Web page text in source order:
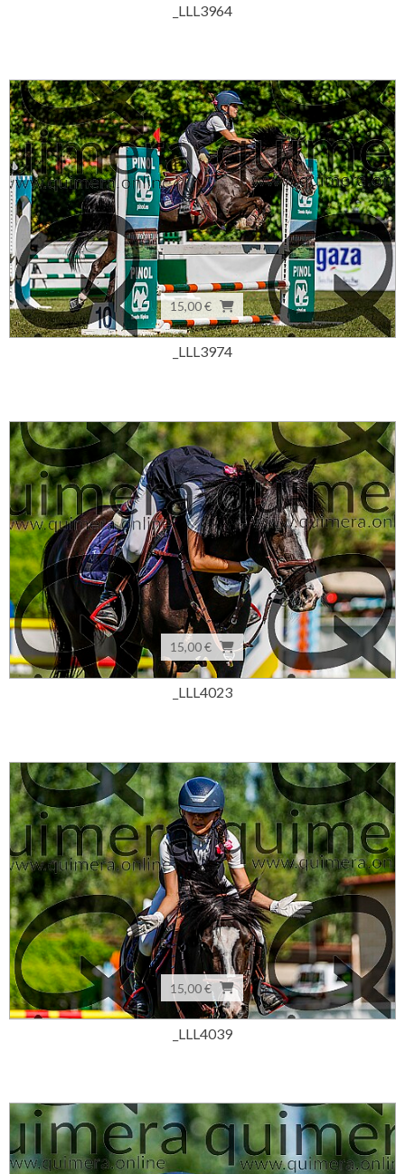
_LLL3964
15,00 €
_LLL3974
15,00 €
_LLL4023
15,00 €
_LLL4039